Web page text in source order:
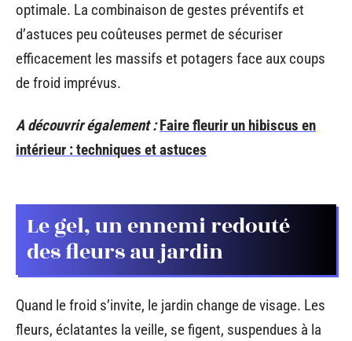
optimale. La combinaison de gestes préventifs et
d’astuces peu coûteuses permet de sécuriser
efficacement les massifs et potagers face aux coups
de froid imprévus.
A découvrir également : Faire fleurir un hibiscus en
intérieur : techniques et astuces
Le gel, un ennemi redouté
des fleurs au jardin
Quand le froid s’invite, le jardin change de visage. Les
fleurs, éclatantes la veille, se figent, suspendues à la